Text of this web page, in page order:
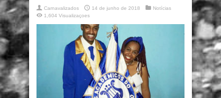
Carnavalizados 14 de junho de 2018
Notícias
1,604 Visualizaçoes